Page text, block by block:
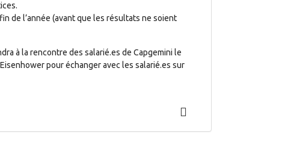
de l’année (avant que les résultats ne soient
à la rencontre des salarié.es de Capgemini le
pour échanger avec les salarié.es sur